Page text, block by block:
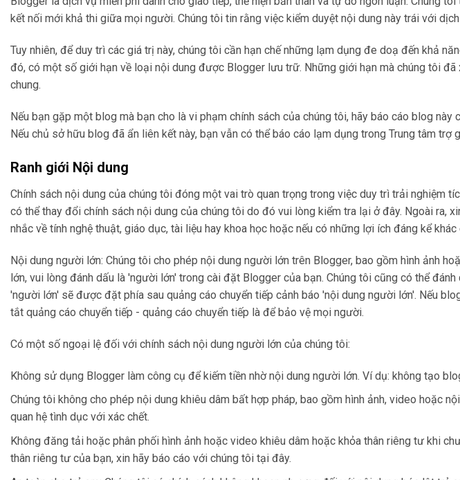
kết nối mới khả thi giữa mọi người. Chúng tôi tin rằng việc kiểm duyệt nội dung này trái với
Tuy nhiên, để duy trì các giá trị này, chúng tôi cần hạn chế những lạm dụng đe doạ đến khả
đó, có một số giới hạn về loại nội dung được Blogger lưu trữ. Những giới hạn mà chúng tôi
chung.
Nếu bạn gặp một blog mà bạn cho là vi phạm chính sách của chúng tôi, hãy báo cáo blog
Nếu chủ sở hữu blog đã ẩn liên kết này, bạn vẫn có thể báo cáo lạm dụng trong Trung tâm trợ
Ranh giới Nội dung
Chính sách nội dung của chúng tôi đóng một vai trò quan trọng trong việc duy trì trải nghiệm
có thể thay đổi chính sách nội dung của chúng tôi do đó vui lòng kiểm tra lại ở đây. Ngoài
nhắc về tính nghệ thuật, giáo dục, tài liệu hay khoa học hoặc nếu có những lợi ích đáng kể
Nội dung người lớn: Chúng tôi cho phép nội dung người lớn trên Blogger, bao gồm hình ảnh
lớn, vui lòng đánh dấu là 'người lớn' trong cài đặt Blogger của bạn. Chúng tôi cũng có thể
'người lớn' sẽ được đặt phía sau quảng cáo chuyển tiếp cảnh báo 'nội dung người lớn'. Nếu
tắt quảng cáo chuyển tiếp - quảng cáo chuyển tiếp là để bảo vệ mọi người.
Có một số ngoại lệ đối với chính sách nội dung người lớn của chúng tôi:
Không sử dụng Blogger làm công cụ để kiếm tiền nhờ nội dung người lớn. Ví dụ: không tạo
Chúng tôi không cho phép nội dung khiêu dâm bất hợp pháp, bao gồm hình ảnh, video hoặc
quan hệ tình dục với xác chết.
Không đăng tải hoặc phân phối hình ảnh hoặc video khiêu dâm hoặc khỏa thân riêng tư khi
thân riêng tư của bạn, xin hãy báo cáo với chúng tôi tại đây.